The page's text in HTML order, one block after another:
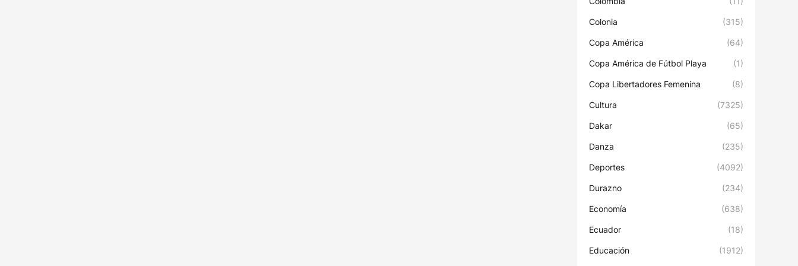
Colonia (315)
Copa América (64)
Copa América de Fútbol Playa (1)
Copa Libertadores Femenina (8)
Cultura (7325)
Dakar (65)
Danza (235)
Deportes (4092)
Durazno (234)
Economía (638)
Ecuador (18)
Educación (1912)